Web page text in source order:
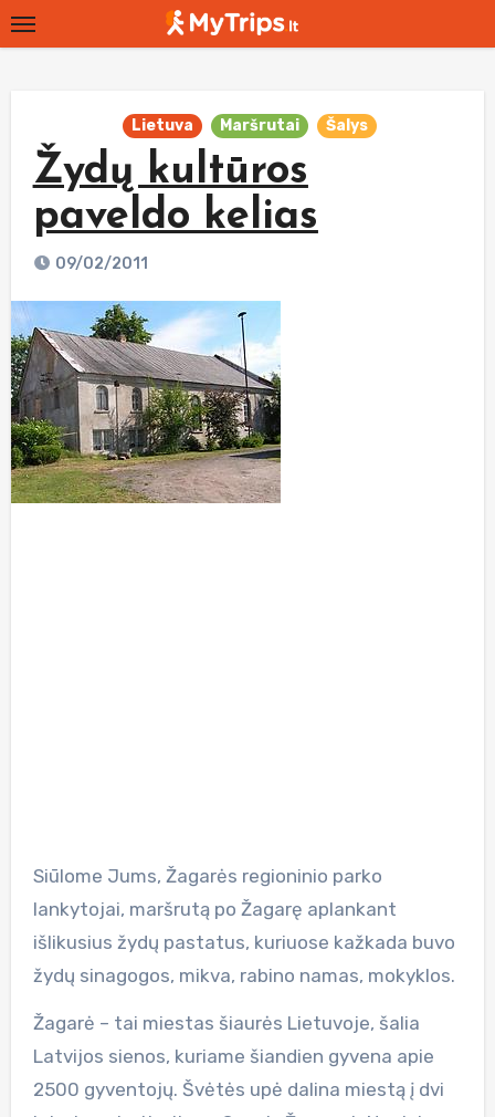
Skip
to
Lietuva Maršrutai Šalys
Žydų kultūros
paveldo kelias
09/02/2011
Siūlome Jums, Žagarės regioninio parko
lankytojai, maršrutą po Žagarę aplankant
išlikusius žydų pastatus, kuriuose kažkada buvo
žydų sinagogos, mikva, rabino namas, mokyklos.
Žagarė – tai miestas šiaurės Lietuvoje, šalia
Latvijos sienos, kuriame šiandien gyvena apie
2500 gyventojų. Švėtės upė dalina miestą į dvi